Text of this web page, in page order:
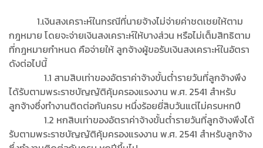
1.เงินสงเคราะห์ในกรณีที่นายจ้างไม่จ่ายค่าชดเชยให้ตาม
กฎหมาย โดยจะจ่ายเงินสงเคราะห์ให้บางส่วน หรือไม่เต็มสิทธิตาม
ที่กฎหมายกำหนด คือจ่ายให้ ลูกจ้างผู้ขอรับเงินสงเคราะห์ในอัตรา
ดังต่อไปนี้
1.1 สามสิบเท่าของอัตราค่าจ้างขั้นต่ำรายวันที่ลูกจ้างพึง
ได้รับตามพระราชบัญญัติคุ้มครองแรงงาน พ.ศ. 2541 สำหรับ
ลูกจ้างซึ่งทำงานติดต่อกันครบ หนึ่งร้อยยี่สิบวันแต่ไม่ครบหกปี
1.2 หกสิบเท่าของอัตราค่าจ้างขั้นต่ำรายวันที่ลูกจ้างพึงได้
รับตามพระราชบัญญัติคุ้มครองแรงงาน พ.ศ. 2541 สำหรับลูกจ้าง